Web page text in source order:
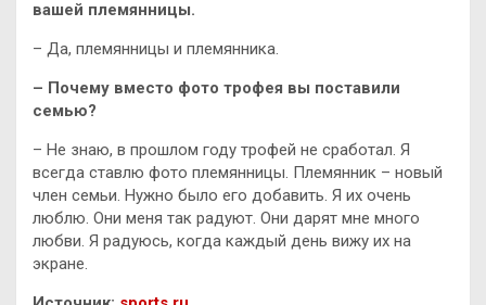
вашей племянницы.
– Да, племянницы и племянника.
– Почему вместо фото трофея вы поставили
семью?
– Не знаю, в прошлом году трофей не сработал. Я
всегда ставлю фото племянницы. Племянник – новый
член семьи. Нужно было его добавить. Я их очень
люблю. Они меня так радуют. Они дарят мне много
любви. Я радуюсь, когда каждый день вижу их на
экране.